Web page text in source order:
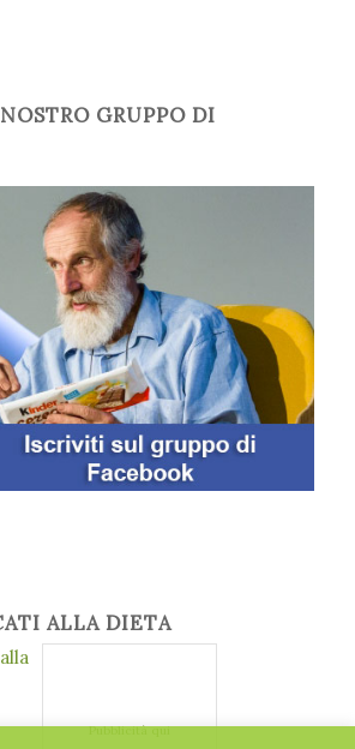
GRUPPO DI
ALLA DIETA
Pubblicità qui